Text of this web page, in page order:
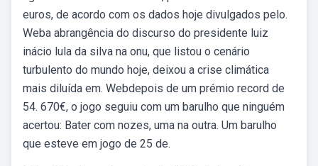
euros, de acordo com os dados hoje divulgados pelo.
Weba abrangência do discurso do presidente luiz
inácio lula da silva na onu, que listou o cenário
turbulento do mundo hoje, deixou a crise climática
mais diluída em. Webdepois de um prémio record de
54. 670€, o jogo seguiu com um barulho que ninguém
acertou: Bater com nozes, uma na outra. Um barulho
que esteve em jogo de 25 de.